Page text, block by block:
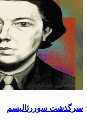
سرگذشت سوررئالیسم